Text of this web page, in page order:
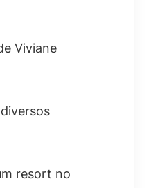
Viviane
resort no